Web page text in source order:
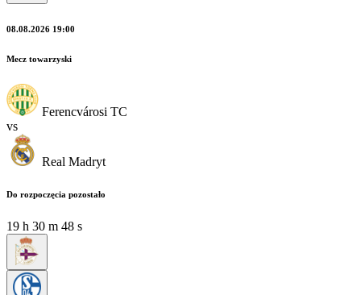
08.08.2026 19:00
Mecz towarzyski
Ferencvárosi TC
vs
Real Madryt
Do rozpoczęcia pozostało
19 h 30 m 48 s